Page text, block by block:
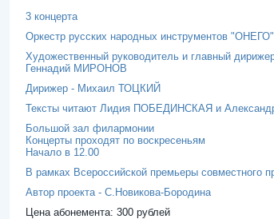
3 концерта
Оркестр русских народных инструментов "ОНЕГО"
Художественный руководитель и главный
Геннадий МИРОНОВ
Дирижер - Михаил ТОЦКИЙ
Тексты читают Лидия ПОБЕДИНСКАЯ и
Большой зал филармонии
Концерты проходят по воскресеньям
Начало в 12.00
В рамках Всероссийской премьеры совместного
Автор проекта - С.Новикова-Бородина
Цена абонемента: 300 рублей